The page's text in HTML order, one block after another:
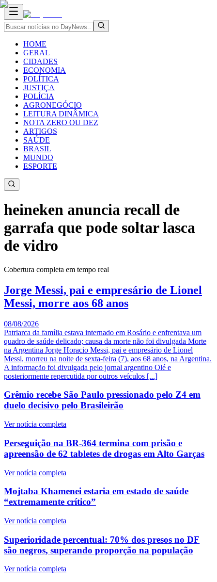
HOME
GERAL
CIDADES
ECONOMIA
POLÍTICA
JUSTIÇA
POLÍCIA
AGRONEGÓCIO
LEITURA DINÂMICA
NOTA ZERO OU DEZ
ARTIGOS
SAÚDE
BRASIL
MUNDO
ESPORTE
heineken anuncia recall de
garrafa que pode soltar lasca
de vidro
Cobertura completa em tempo real
Jorge Messi, pai e empresário de Lionel
Messi, morre aos 68 anos
08/08/2026
Patriarca da família estava internado em Rosário e enfrentava um
quadro de saúde delicado; causa da morte não foi divulgada Morte
na Argentina Jorge Horacio Messi, pai e empresário de Lionel
Messi, morreu na noite de sexta-feira (7), aos 68 anos, na Argentina.
A informação foi divulgada pelo jornal argentino Olé e
posteriormente repercutida por outros veículos [...]
Grêmio recebe São Paulo pressionado pelo Z4 em
duelo decisivo pelo Brasileirão
Ver notícia completa
Perseguição na BR-364 termina com prisão e
apreensão de 62 tabletes de drogas em Alto Garças
Ver notícia completa
Mojtaba Khamenei estaria em estado de saúde
“extremamente crítico”
Ver notícia completa
Superioridade percentual: 70% dos presos no DF
são negros, superando proporção na população
Ver notícia completa